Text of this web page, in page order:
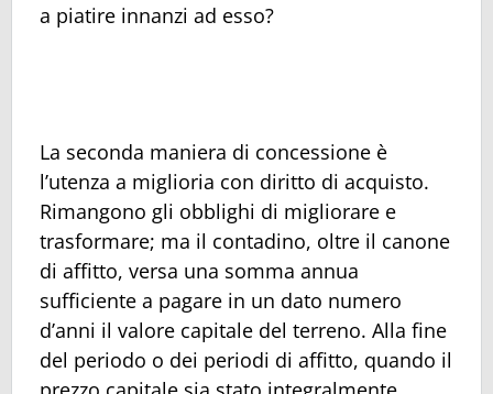
a piatire innanzi ad esso?
La seconda maniera di concessione è
l’utenza a miglioria con diritto di acquisto.
Rimangono gli obblighi di migliorare e
trasformare; ma il contadino, oltre il canone
di affitto, versa una somma annua
sufficiente a pagare in un dato numero
d’anni il valore capitale del terreno. Alla fine
del periodo o dei periodi di affitto, quando il